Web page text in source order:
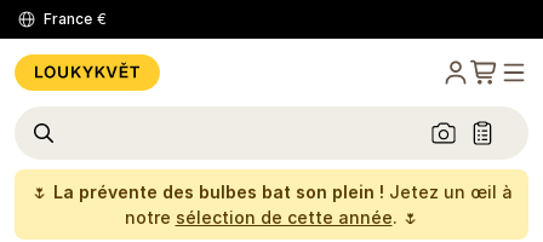
France €
🌷 La prévente des bulbes bat son plein ! Jetez un œil à
notre sélection de cette année. 🌷